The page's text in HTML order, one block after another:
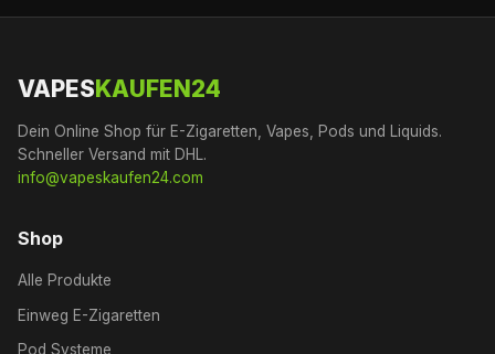
VAPES KAUFEN24
Dein Online Shop für E-Zigaretten, Vapes, Pods und Liquids.
Schneller Versand mit DHL.
info@vapeskaufen24.com
Shop
Alle Produkte
Einweg E-Zigaretten
Pod Systeme